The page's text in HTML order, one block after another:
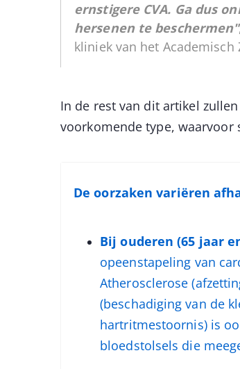
ernstigere CVA. Ga dus
hersenen te beschermen"
kliniek van het Academisch
In de rest van dit artikel
voorkomende type, waarvoor
De oorzaken variëren
Bij ouderen (65 jaar
opeenstapeling van
Atherosclerose
(beschadiging van de
hartritmestoornis) is
bloedstolsels die